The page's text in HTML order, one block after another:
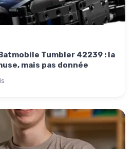
Tumbler 42239 : la
mais pas donnée